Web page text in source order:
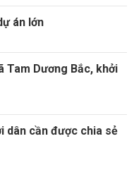
án lớn
Tam Dương Bắc, khởi
dân cần được chia sẻ